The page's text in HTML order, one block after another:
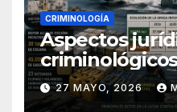
CRIMINOLOGÍA
Aspectos
lucha contra
en el sur de
27 MAYO, 2026